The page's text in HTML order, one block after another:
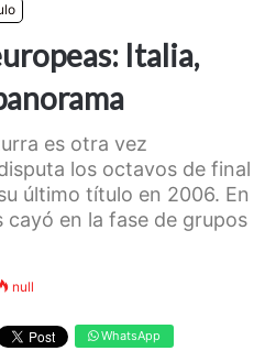
Italia,
es otra vez
los octavos de final
último título en 2006. En
en la fase de grupos
null
WhatsApp